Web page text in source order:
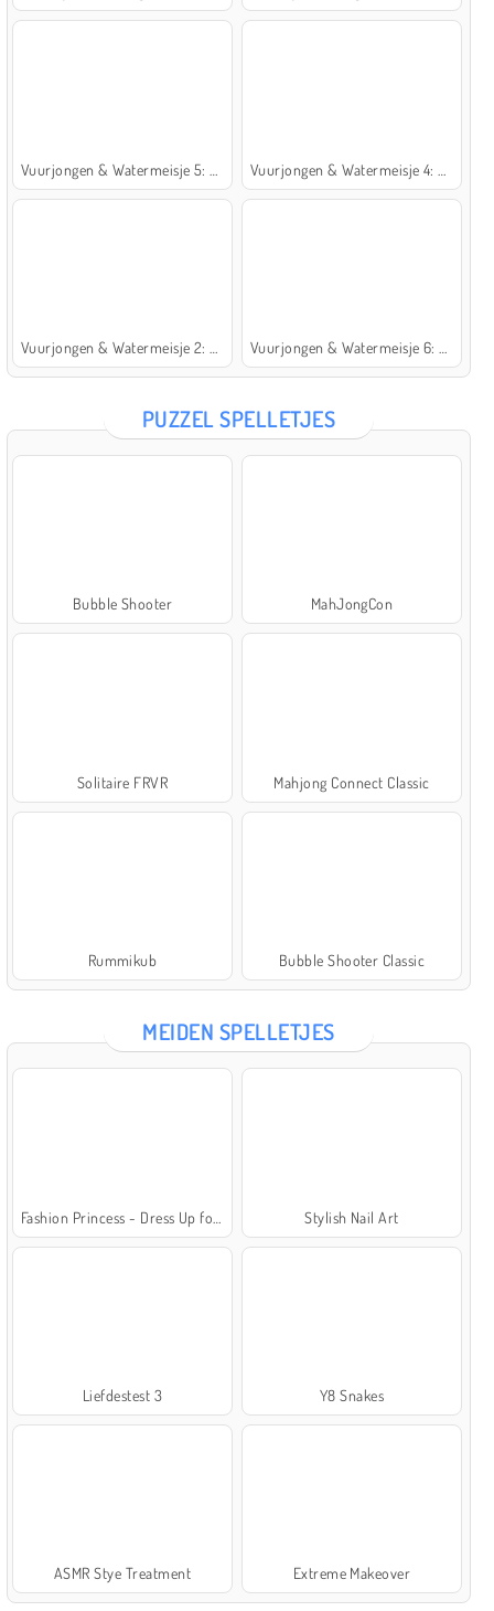
PUZZEL SPELLETJES
Bubble Shooter MahJongCon
Solitaire FRVR Mahjong Connect Classic
Rummikub Bubble Shooter Classic
MEIDEN SPELLETJES
Stylish Nail Art
Liefdestest 3 Y8 Snakes
ASMR Stye Treatment Extreme Makeover